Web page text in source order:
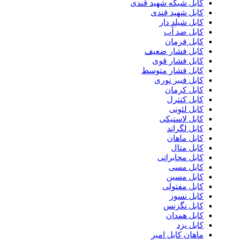
کابل شبکه شهید قندی
کابل شهید قندی
کابل شیلد دار
کابل ضد آب
کابل فرمان
کابل فشار ضعیف
کابل فشار قوی
کابل فشار متوسط
کابل فیبر نوری
کابل کرمان
کابل کنترل
کابل لئونی
کابل لاستیکی
کابل لگراند
کابل ماهان
کابل متال
کابل مخابراتی
کابل مسی
کابل مسین
کابل مفتولی
کابل نسوز
کابل نگزنس
کابل همدان
کابل یزد
ماهان کابل امیر